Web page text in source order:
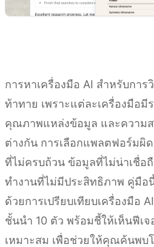
การหาเครื่องมือ AI สำหรับการ
ท้าทาย เพราะแต่ละเครื่องมือมี
คุณภาพแหล่งข้อมูล และความ
ต่างกัน การเลือกแพลตฟอร์มผิ
ที่ไม่ครบถ้วน ข้อมูลที่ไม่น่าเชื่อ
ทำงานที่ไม่มีประสิทธิภาพ คู่มือ
ด้วยการเปรียบเทียบเครื่องมือ
ชั้นนำ 10 ตัว พร้อมชี้ให้เห็นฟีเ
เหมาะสม เพื่อช่วยให้คุณค้นพบ